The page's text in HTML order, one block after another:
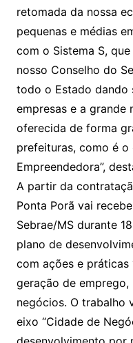
retomada da nossa
pequenas e médias
com o Sistema S,
nosso Conselho do
todo o Estado dando
empresas e a grande
oferecida de forma
prefeituras, como é
Empreendedora”,
A partir da
Ponta Porã vai
Sebrae/MS durante
plano de
com ações e
geração de
negócios. O trabalho
eixo “Cidade de